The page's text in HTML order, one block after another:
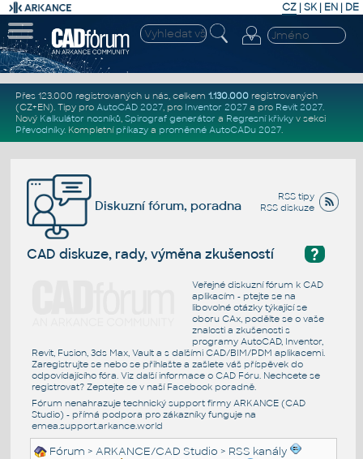
CZ | SK| EN | DE
Přes 123.000 registrovaných u nás, celkem 1.130.000registrovaných
(CZ+EN). Tipy pro AutoCAD 2027, pro Inventor 2027a pro Revit 2027.
Nový Kalkulátor nosníků, Spirograf generátor a Regresní křivkyv sekci
Převodníky. Kompletní příkazya proměnné AutoCADu 2027.
RSS tipy
RSS diskuze
Diskuzní fórum, poradna
?
CAD diskuze, rady, výměna zkušeností
Veřejné diskuzní fórum k CAD
aplikacím - ptejte se na
libovolné otázky týkající se
oboru CAx, podělte se o vaše
znalosti a zkušenosti s
programy AutoCAD, Inventor,
Revit, Fusion, 3ds Max, Vault a s dalšími CAD/BIM/PDM aplikacemi.
Zaregistrujte se nebo se přihlašte a zašlete váš příspěvek do
odpovídajícího fóra. Viz další informace o CAD Fóru. Nechcete se
registrovat? Zeptejte se v naší Facebook poradně.
Fórum nenahrazuje technický support firmy ARKANCE (CAD
Studio) - přímá podpora pro zákazníky funguje na
emea.support.arkance.world
Fórum >ARKANCE/CAD Studio > RSS kanály